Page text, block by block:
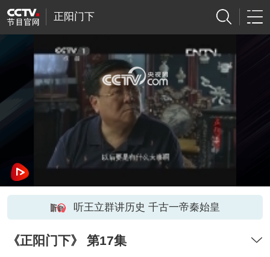
正阳门下
网络开小差了，请稍后再试
听王立群讲历史 千古一帝秦始皇
《正阳门下》 第17集